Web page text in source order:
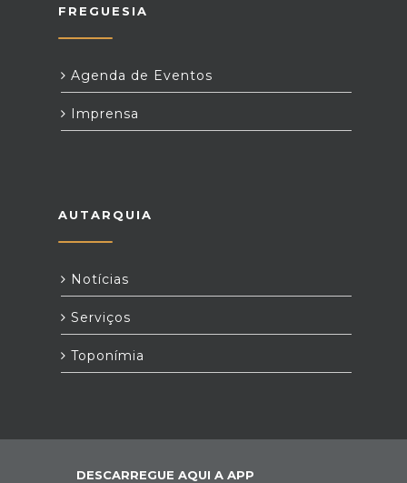
FREGUESIA
Agenda de Eventos
Imprensa
AUTARQUIA
Notícias
Serviços
Toponímia
DESCARREGUE AQUI A APP